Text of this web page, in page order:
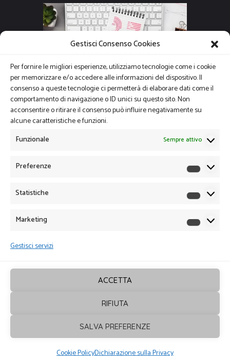
Gestisci Consenso Cookies
Per fornire le migliori esperienze, utilizziamo tecnologie come i cookie
per memorizzare e/o accedere alle informazioni del dispositivo. Il
consenso a queste tecnologie ci permetterà di elaborare dati come il
comportamento di navigazione o ID unici su questo sito. Non
acconsentire o ritirare il consenso può influire negativamente su
alcune caratteristiche e funzioni.
Funzionale
Sempre attivo
Preferenze
Statistiche
Marketing
Gestisci servizi
ACCETTA
RIFIUTA
SALVA PREFERENZE
Cookie PolicyDichiarazione sulla Privacy
Sagrafica© 2026. Tutti i diritti sono
riservati - Powered byENKEY